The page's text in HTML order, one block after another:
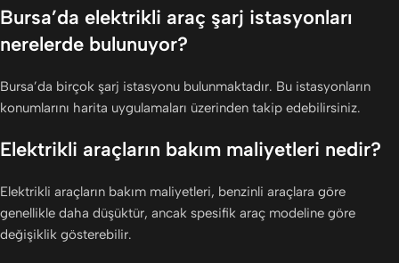
Bursa’da elektrikli araç şarj istasyonları
nerelerde bulunuyor?
Bursa’da birçok şarj istasyonu bulunmaktadır. Bu istasyonların
konumlarını harita uygulamaları üzerinden takip edebilirsiniz.
Elektrikli araçların bakım maliyetleri nedir?
Elektrikli araçların bakım maliyetleri, benzinli araçlara göre
genellikle daha düşüktür, ancak spesifik araç modeline göre
değişiklik gösterebilir.